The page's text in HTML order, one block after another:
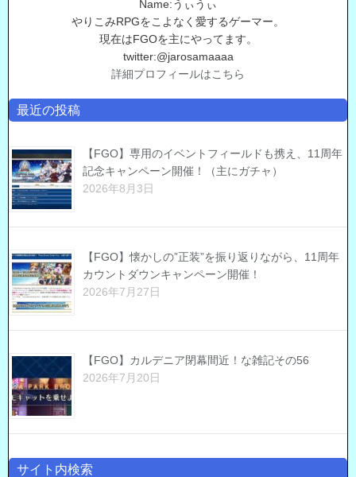
Name:うぃうぃ
やりこみRPGをこよなく愛するゲーマー。
現在はFGOを主にやってます。
twitter:@jarosamaaaa
詳細プロフィールはこちら
最近の投稿
【FGO】専用のイベントフィールドも携え、11周年
記念キャンペーン開催！（主にガチャ）
2026年8月3日
【FGO】懐かしの”正装”を振り返りながら、11周年
カウントダウンキャンペーン開催！
2026年7月27日
【FGO】カルデニア閉幕間近！な雑記その56
2026年7月20日
サイト内検索